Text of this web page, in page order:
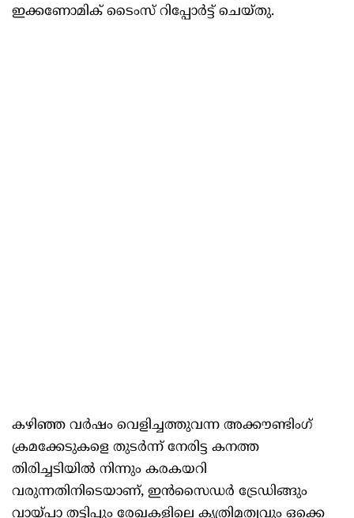
ഇക്കണോമിക് ടൈംസ് റിപ്പോർട്ട് ചെയ്തു.
കഴിഞ്ഞ വർഷം വെളിച്ചത്തുവന്ന അക്കൗണ്ടിംഗ്
ക്രമക്കേടുകളെ തുടർന്ന് നേരിട്ട കനത്ത
തിരിച്ചടിയിൽ നിന്നും കരകയറി
വരുന്നതിനിടെയാണ്, ഇൻസൈഡർ ട്രേഡിങ്ങും
വായ്പാ തട്ടിപ്പും രേഖകളിലെ കൃത്രിമത്വവും ഒക്കെ